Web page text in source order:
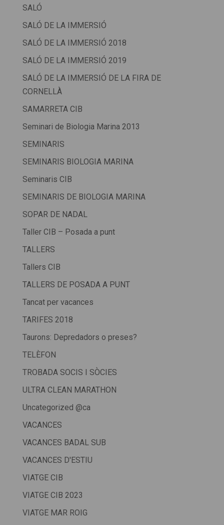
SALÓ
SALÓ DE LA IMMERSIÓ
SALÓ DE LA IMMERSIÓ 2018
SALÓ DE LA IMMERSIÓ 2019
SALÓ DE LA IMMERSIÓ DE LA FIRA DE
CORNELLÀ
SAMARRETA CIB
Seminari de Biologia Marina 2013
SEMINARIS
SEMINARIS BIOLOGIA MARINA
Seminaris CIB
SEMINARIS DE BIOLOGIA MARINA
SOPAR DE NADAL
Taller CIB – Posada a punt
TALLERS
Tallers CIB
TALLERS DE POSADA A PUNT
Tancat per vacances
TARIFES 2018
Taurons: Depredadors o preses?
TELÈFON
TROBADA SOCIS I SÒCIES
ULTRA CLEAN MARATHON
Uncategorized @ca
VACANCES
VACANCES BADAL SUB
VACANCES D'ESTIU
VIATGE CIB
VIATGE CIB 2023
VIATGE MAR ROIG